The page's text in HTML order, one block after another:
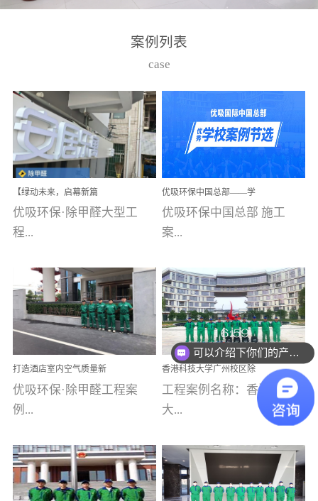
高技能的团队。汇聚了众
取得了多项产品技术专利
和多项国家版权局著作
权，获得高新技术企业称
号。生产优势自主生产自
给自足，优吸公司于2015
在广州番禺区成功建立产
品线生产基地，工厂拥有
自动化生产设备和成熟的
选择源头源材料、严控产
品质量，我们每一批的生
产产品都经过严格的质检
程序；生产车间为优吸总
部和全国分支机构生产光
触媒、净醛王、祛味剂等
优吸系列产品，保质保量
完成生产任务，确保全国
求。资质优势团队优势分
支优势优吸环保是一棵正
茁壮成长的树，只要我们
案例列表
case
【绿动未来，启幕新篇
章】优吸环保中标深圳安
居乐寓，超大型工装室内
空气治理项目顺利启航，
优吸环保·除甲醛大型工
程...
案例【深圳安居乐寓】室
内空气治理项目深圳安居
乐寓 深圳市安居乐寓
为深圳安居集团旗下城...
优吸环保中国总部——学
校施工案例(节选)
优吸环保中国总部 施工
案...
例(学校工装节选)广州南沙
小学(珠江湾校区)项目地
址：广州市南沙区海滨路
南沙珠江湾江门市蓬江区
禾...
打造酒店室内空气质量新
标杆——优吸环保·标杆之
作：东莞美豪雅致酒店室
内空气治理工程纪实
优吸环保·除甲醛工程案
例...
【东莞美豪雅致酒店】室
内空气治理项目东莞美豪
香港科技大学广州校区除
甲醛项目圆满完成
工程案例名称：香港科技
大...
学广州校区室内空气治
理 工程案例地址：广
可以介绍下你们的产品么